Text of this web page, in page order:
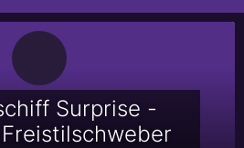
Surprise -